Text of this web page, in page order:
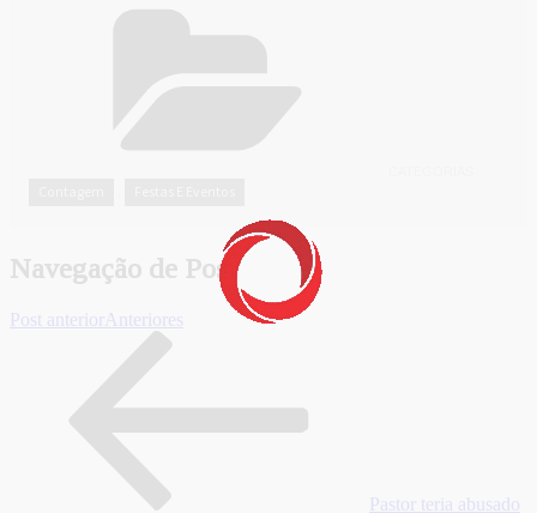
Navegação de Post
Post anterior Anteriores
Pastor teria abusado